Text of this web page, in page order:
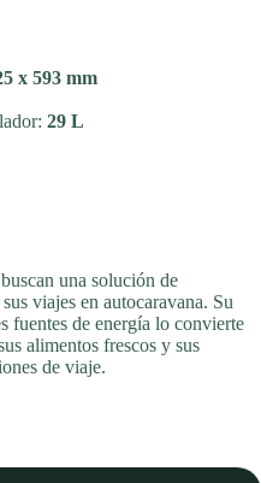
x 593 mm
29 L
una solución de
viajes en autocaravana. Su
fuentes de energía lo convierte
alimentos frescos y sus
de viaje.